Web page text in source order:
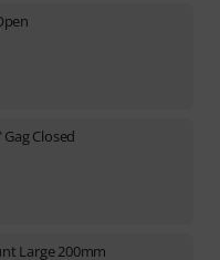
Closed
Large 200mm